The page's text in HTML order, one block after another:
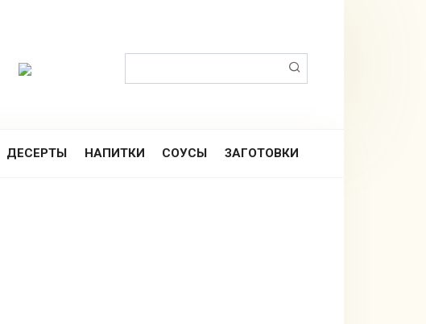
ДЕСЕРТЫ НАПИТКИ СОУСЫ ЗАГОТОВКИ